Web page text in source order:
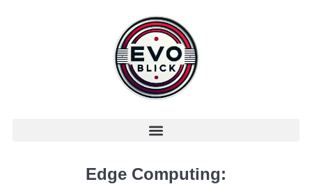
Edge Computing: